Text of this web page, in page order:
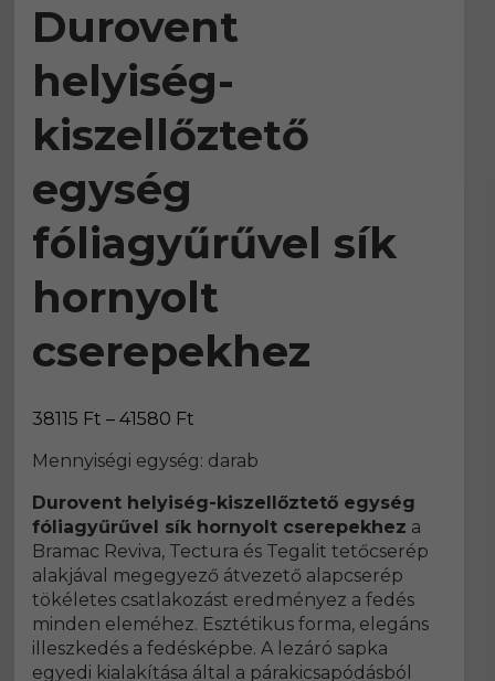
Durovent
helyiség-
kiszellőztető
egység
fóliagyűrűvel sík
hornyolt
cserepekhez
38115 Ft – 41580 Ft
-
41580 Ft
Mennyiségi egység: darab
Durovent helyiség-kiszellőztető egység
fóliagyűrűvel sík hornyolt cserepekhez a
Bramac Reviva, Tectura és Tegalit tetőcserép
alakjával megegyező átvezető alapcserép
tökéletes csatlakozást eredményez a fedés
minden eleméhez. Esztétikus forma, elegáns
illeszkedés a fedésképbe. A lezáró sapka
egyedi kialakítása által a párakicsapódásból